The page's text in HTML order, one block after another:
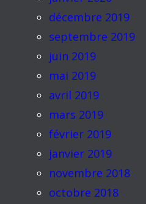
décembre 2019
septembre 2019
juin 2019
mai 2019
avril 2019
mars 2019
février 2019
janvier 2019
novembre 2018
octobre 2018